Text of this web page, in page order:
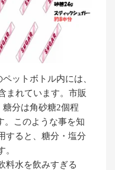
ットボトル内には、
まれています。市販
分は角砂糖2個程
。このような事を知
すると、糖分・塩分
料水を飲みすぎる